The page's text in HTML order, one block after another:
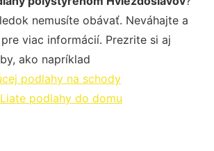
nemusíte obávať. Neváhajte a
viac informácií. Prezrite si aj
ako napríklad
podlahy na schody
Liate podlahy do domu